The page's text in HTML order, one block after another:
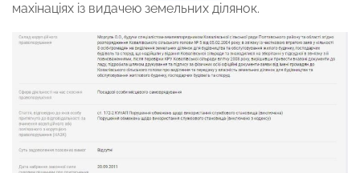
махінаціях із видачею земельних ділянок.